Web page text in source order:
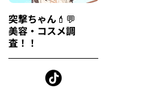
突撃ちゃん💄💬
美容・コスメ調
査！！